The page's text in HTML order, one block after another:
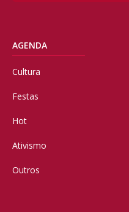
AGENDA
Cultura
Festas
Hot
Ativismo
Outros